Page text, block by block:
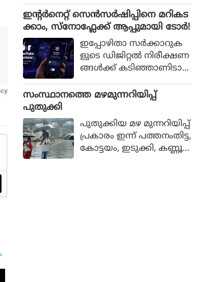
സിക്കുകയോ ചെയ്തില്ല.
പകരം പുഞ്ചിരിയോടെ
ആ സ്വീകരണം ഏ
റ്റുവാങ്ങുകയാണ് ചെയ്ത
ത്.
ഇൻ്റർനെറ്റ് സെൻസർഷിപ്പിനെ മറികട
ക്കാം, സ്നോഫ്ലേക്ക് ആപ്പുമായി ടോർ!
ഇപ്പോഴിതാ സര്‍ക്കാറുക
ളുടെ ഡിജിറ്റല്‍ നിരീക്ഷണ
ങ്ങള്‍ക്ക് കടിഞ്ഞാണിടാന്‍
ഹായിക്കാനായി
പേരില്‍ പുതിയ ആ
ന്‍ഡ്രോയിഡ് ആപ്പ് അവത
രിപ്പിച്ചിരിക്കുകയാണ്
ടോര്‍(ദ ഒനിയണ്‍ റൗട്ടര്‍).
സംസ്ഥാനത്തെ മഴമുന്നറിയിപ്പ്
പുതുക്കി
പുതുക്കിയ മഴ മുന്നറിയിപ്പ്
പ്രകാരം ഇന്ന് പത്തനംതിട്ട,
കോട്ടയം, ഇടുക്കി, കണ്ണൂർ,